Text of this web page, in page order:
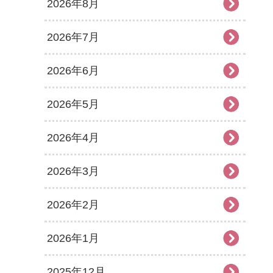
2026年8月
2026年7月
2026年6月
2026年5月
2026年4月
2026年3月
2026年2月
2026年1月